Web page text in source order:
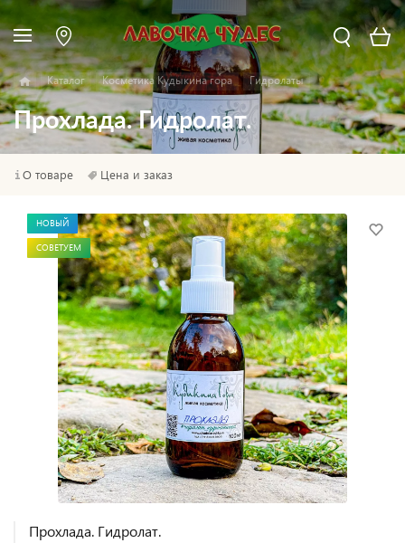
Каталог Косметика Кудыкина гора Гидролаты
Прохлада. Гидролат.
О товаре Цена и заказ
НОВЫЙ
СОВЕТУЕМ
Прохлада. Гидролат.